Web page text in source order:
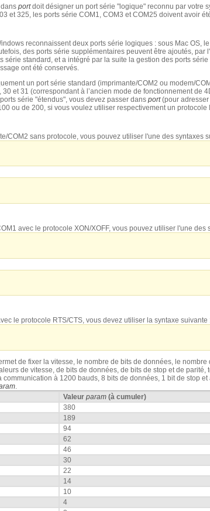
portdoit désigner un port série "logique" reconnu par votre
et 325, les ports série COM1, COM3 et COM25 doivent avoir
reconnaissent deux ports série logiques : sous Mac OS,
des ports série supplémentaires peuvent être ajoutés, par
série standard, et a intégré par la suite la gestion des ports
ont été conservés.
un port série standard (imprimante/COM2 ou modem/
et 31 (correspondant à l’ancien mode de fonctionnement de
série "étendus", vous devez passer dans port(pour adresser
ou de 200, si vous voulez utiliser respectivement un protocole
COM2 sans protocole, vous pouvez utiliser l'une des syntaxes
avec le protocole XON/XOFF, vous pouvez utiliser l'une des
le protocole RTS/CTS, vous devez utiliser la syntaxe suivante
de fixer la vitesse, le nombre de bits de données, le
de vitesse, de bits de données, de bits de stop et de
communication à 1200 bauds, 8 bits de données, 1 bit de stop
Valeur param (à cumuler)
380
189
94
62
46
30
22
14
10
4